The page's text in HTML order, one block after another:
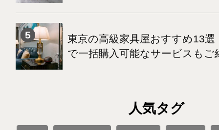
東京の高級家具屋おすすめ13
で一括購入可能なサービスもご
人気タグ